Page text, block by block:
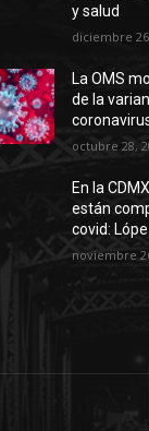
y salud
diciembre
La OMS
de la
octubre 28,
En la
están
covid:
noviembre